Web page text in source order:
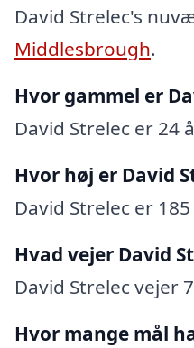
David Strelec's
Middlesbrough.
Hvor gammel er
David Strelec er 24
Hvor høj er David
David Strelec er
Hvad vejer David
David Strelec vejer
Hvor mange mål